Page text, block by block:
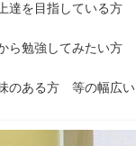
達を目指している方
ら勉強してみたい方
のある方 等の幅広い